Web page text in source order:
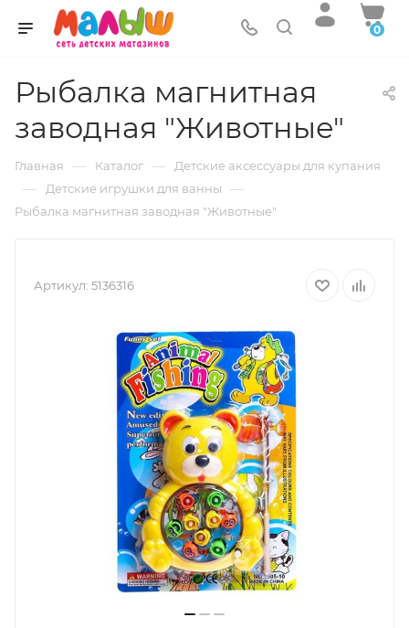
0
Рыбалка магнитная
заводная "Животные"
Главная — Каталог — Детские аксессуары для купания
— Детские игрушки для ванны —
Рыбалка магнитная заводная "Животные"
Артикул: 5136316